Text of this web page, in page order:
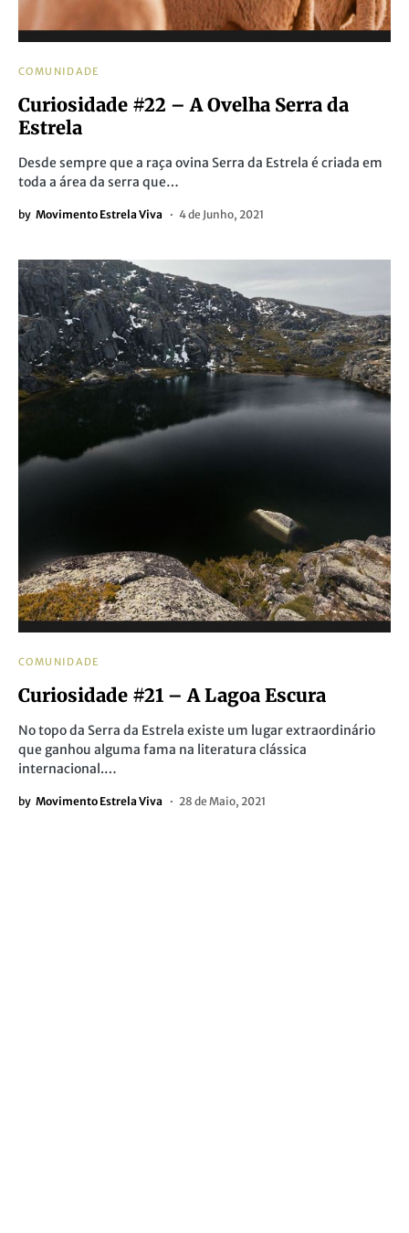
COMUNIDADE
Curiosidade #22 – A Ovelha Serra da
Estrela
Desde sempre que a raça ovina Serra da Estrela é criada em
toda a área da serra que…
by Movimento Estrela Viva 4 de Junho, 2021
COMUNIDADE
Curiosidade #21 – A Lagoa Escura
No topo da Serra da Estrela existe um lugar extraordinário
que ganhou alguma fama na literatura clássica
internacional.…
by Movimento Estrela Viva 28 de Maio, 2021